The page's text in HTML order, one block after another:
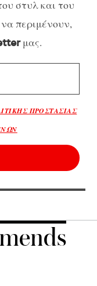
στυλ και του
περιμένουν,
μας.
ΠΡΟΣΤΑΣΙΑΣ